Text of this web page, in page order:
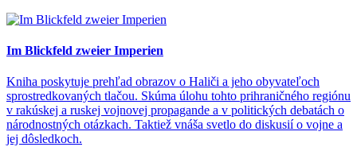
Im Blickfeld zweier Imperien
Kniha poskytuje prehľad obrazov o Haliči a jeho obyvateľoch
sprostredkovaných tlačou. Skúma úlohu tohto prihraničného regiónu
v rakúskej a ruskej vojnovej propagande a v politických debatách o
národnostných otázkach. Taktiež vnáša svetlo do diskusií o vojne a
jej dôsledkoch.